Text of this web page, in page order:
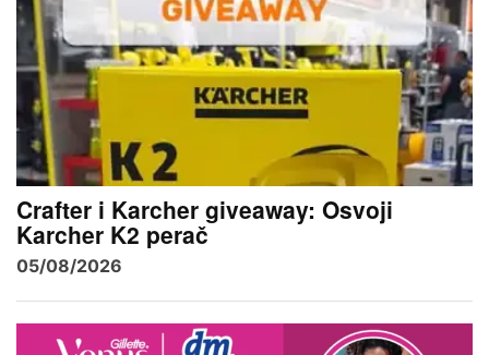
Crafter i Karcher giveaway: Osvoji
Karcher K2 perač
05/08/2026